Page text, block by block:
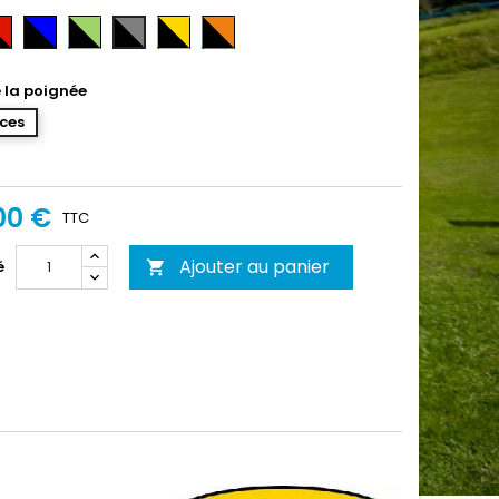
Noir-
Bleu
Noir-
Vert
Noir-
Gris
Noir-
Or
Noir-
Orange
la poignée
€ TTC
 Ajouter au panier